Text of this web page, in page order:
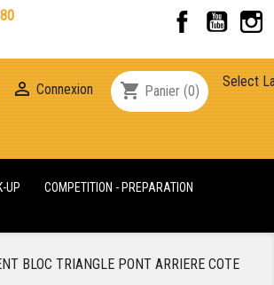
Facebook
 Connexion shopping_cart Panier (0)
Select
UP
COMPETITION - PREPARATION
BLOC TRIANGLE PONT ARRIERE COTE